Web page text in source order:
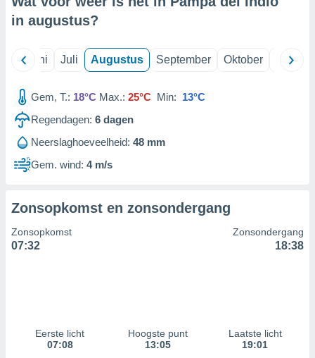
in augustus?
Juni Juli Augustus September Oktober
Gem, T.: 18°C Max.: 25°C Min: 13°C
Regendagen: 6 dagen
Neerslaghoeveelheid: 48 mm
Gem. wind: 4 m/s
Zonsopkomst en zonsondergang
Zonsopkomst
07:32
Zonsondergang
18:38
Eerste licht
07:08
Hoogste punt
13:05
Laatste licht
19:01